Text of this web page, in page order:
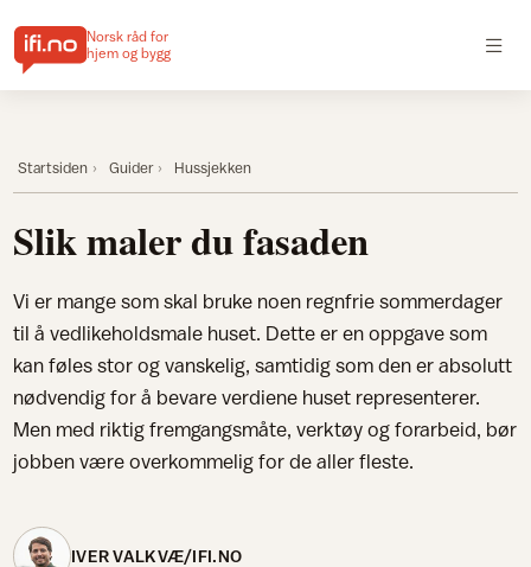
Norsk råd for
hjem og bygg
Startsiden Guider Hussjekken
Slik maler du fasaden
Vi er mange som skal bruke noen regnfrie sommerdager
til å vedlikeholdsmale huset. Dette er en oppgave som
kan føles stor og vanskelig, samtidig som den er absolutt
nødvendig for å bevare verdiene huset representerer.
Men med riktig fremgangsmåte, verktøy og forarbeid, bør
jobben være overkommelig for de aller fleste.
IVER VALKVÆ/IFI.NO